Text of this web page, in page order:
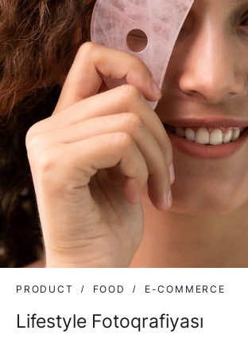
PRODUCT FOOD E-COMMERCE
Lifestyle Fotoqrafiyası